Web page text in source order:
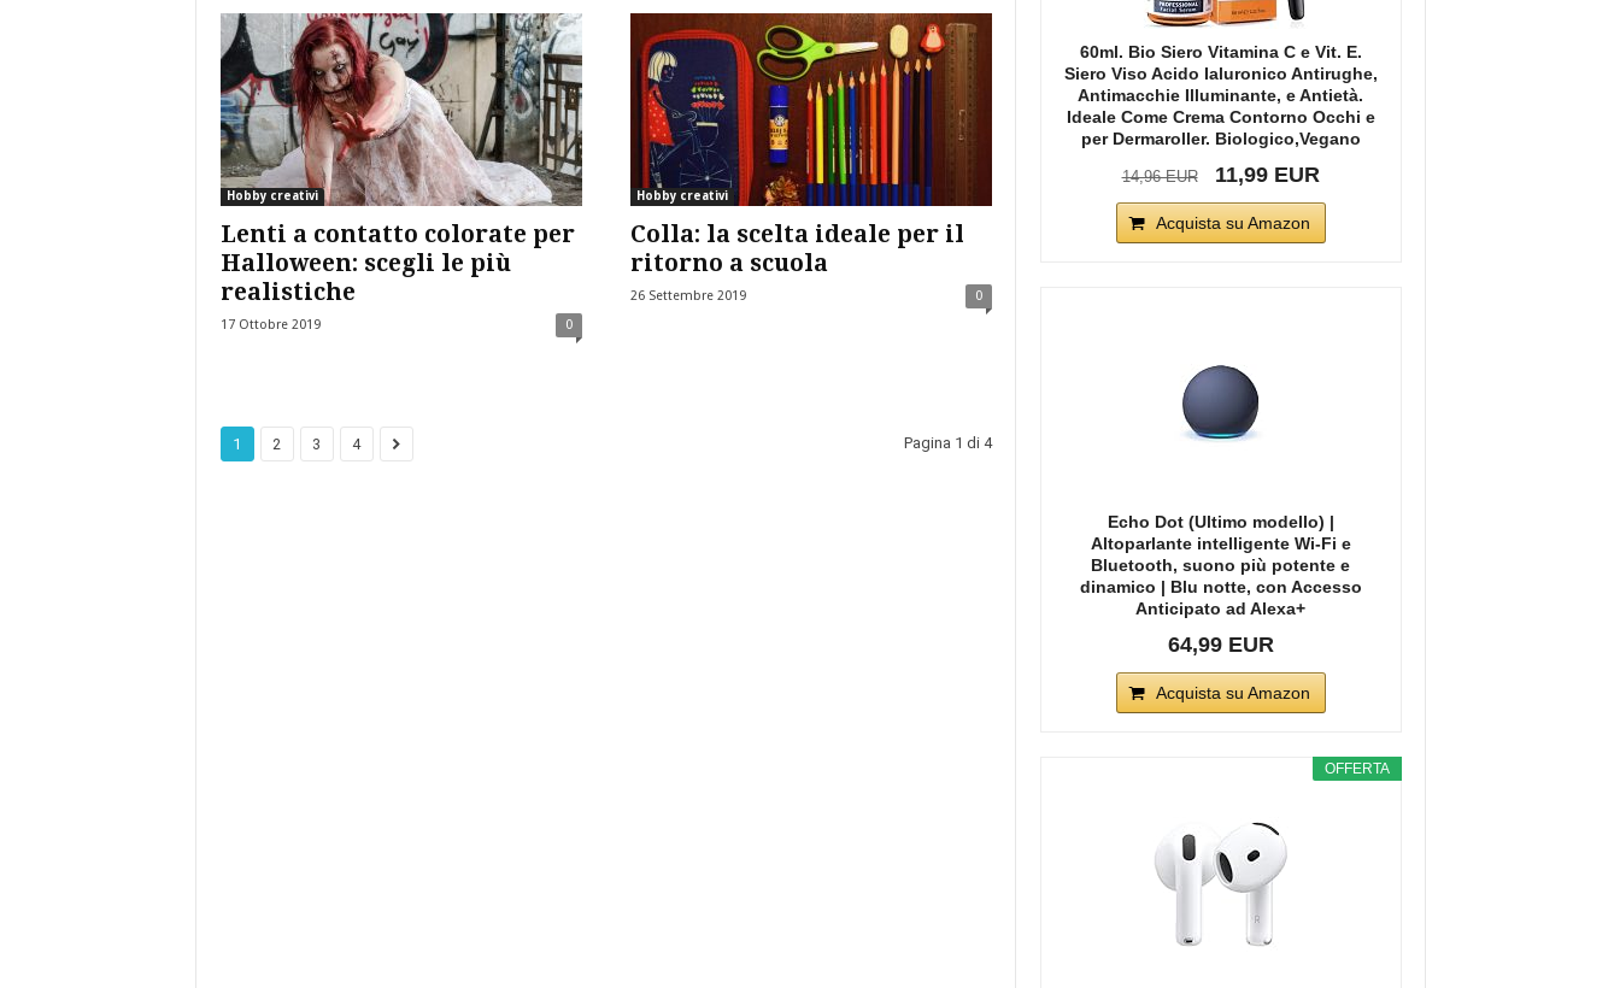
Hobby creativi
Lenti a contatto colorate per
Halloween: scegli le più
realistiche
17 Ottobre 2019 0
Hobby creativi
Colla: la scelta ideale per il
ritorno a scuola
26 Settembre 2019 0
1 2 3 4 Pagina 1 di 4
60ml. Bio Siero Vitamina C e Vit. E.
Siero Viso Acido Ialuronico Antirughe,
Antimacchie Illuminante, e Antietà.
Ideale Come Crema Contorno Occhi e
per Dermaroller. Biologico,Vegano
14,96 EUR 11,99 EUR
Acquista su Amazon
Echo Dot (Ultimo modello) |
Altoparlante intelligente Wi-Fi e
Bluetooth, suono più potente e
dinamico | Blu notte, con Accesso
Anticipato ad Alexa+
64,99 EUR
Acquista su Amazon
OFFERTA